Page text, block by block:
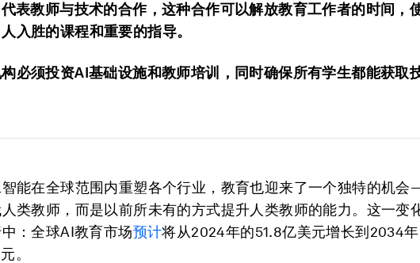
表教师与技术的合作，这种合作可以解放教育工作者的时间，
入胜的课程和重要的指导。
必须投资AI基础设施和教师培训，同时确保所有学生都能获取
能在全球范围内重塑各个行业，教育也迎来了一个独特的机
类教师，而是以前所未有的方式提升人类教师的能力。这一变
：全球AI教育市场预计将从2024年的51.8亿美元增长到2034
。